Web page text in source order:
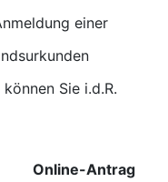
einer
Sie i.d.R.
Online-Antrag